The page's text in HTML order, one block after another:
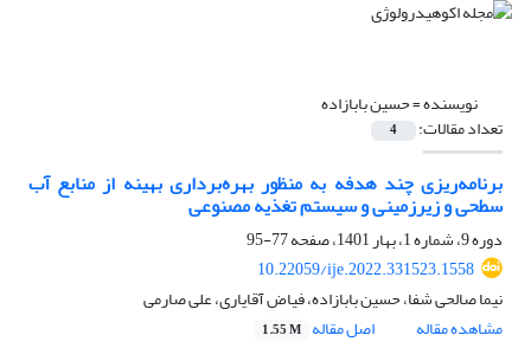
نویسنده =حسین بابازاده
تعداد مقالات: 4
برنامه‌ریزی چند هدفه به منظور بهره‌برداری بهینه از منابع آب
سطحی و زیرزمینی و سیستم تغذیه مصنوعی
دوره 9، شماره 1، بهار 1401، صفحه
77-95
10.22059/ije.2022.331523.1558
نیما صالحی شفا، حسین بابازاده، فیاض آقایاری، علی صارمی
مشاهده مقاله
اصل مقاله 1.55 M